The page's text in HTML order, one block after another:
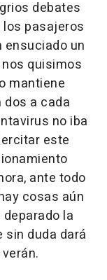
debates
pasajeros
ensuciado un
quisimos
mantiene
a cada
no iba
este
ante todo
cosas aún
la
sin duda dará